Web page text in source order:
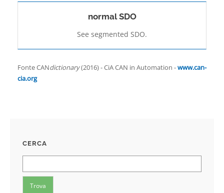
normal SDO
See segmented SDO.
Fonte CANdictionary(2016) - CiA CAN in Automation -www.can-
cia.org
CERCA